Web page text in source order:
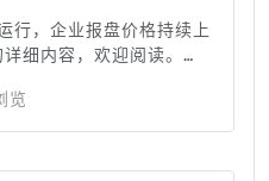
行，企业报盘价格持续上
细内容，欢迎阅读。
价格17000.00元/吨上
跌10.26%。据监测数据
览